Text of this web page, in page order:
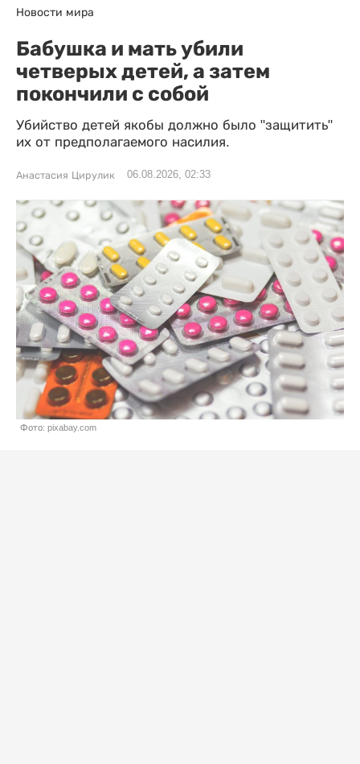
Новости мира
Бабушка и мать убили
четверых детей, а затем
покончили с собой
Убийство детей якобы должно было "защитить"
их от предполагаемого насилия.
Анастасия Цирулик 06.08.2026, 02:33
Фото: pixabay.com